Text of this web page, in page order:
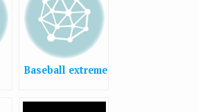
Baseball extreme